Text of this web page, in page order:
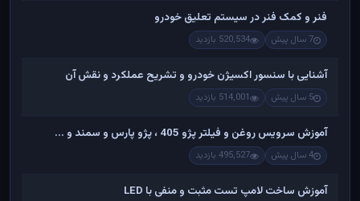
فنر و کمک فنر در سیستم تعلیق خودرو
7 سال پیش 520,534 بازدید
آشنایی با سنسور اکسیژن خودرو و تشریح عملکرد و نقش آن
5 سال پیش 514,001 بازدید
آموزش سرویس روغن و فیلتر پژو 405 ، پژو پارس و سمند و ...
4 سال پیش 495,527 بازدید
آموزش ساخت لامپ تست مثبت و منفی با LED